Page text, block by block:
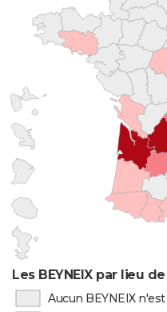
Les BEYNEIX par lieu
Aucun BEYNEIX